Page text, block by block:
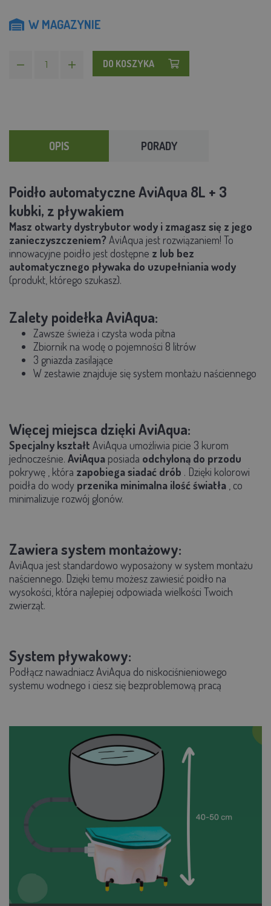
W MAGAZYNIE
DO KOSZYKA
OPIS PORADY
Poidło automatyczne AviAqua 8L + 3
kubki, z pływakiem
Masz otwarty dystrybutor wody i zmagasz się z jego
zanieczyszczeniem?AviAqua jest rozwiązaniem! To
innowacyjne poidło jest dostępne z lub bez
automatycznego pływaka do uzupełniania wody
(produkt, którego szukasz).
Zalety poidełka AviAqua:
Zawsze świeża i czysta woda pitna
Zbiornik na wodę o pojemności 8 litrów
3 gniazda zasilające
W zestawie znajduje się system montażu naściennego
Więcej miejsca dzięki AviAqua:
Specjalny kształt AviAqua umożliwia picie 3 kurom
jednocześnie. AviAqua posiada odchyloną do przodu
pokrywę , która zapobiegasiadać drób . Dzięki kolorowi
poidła do wody przenika minimalna ilość światła , co
minimalizuje rozwój glonów.
Zawiera system montażowy:
AviAqua jest standardowo wyposażony w system montażu
naściennego. Dzięki temu możesz zawiesić poidło na
wysokości, która najlepiej odpowiada wielkości Twoich
zwierząt.
System pływakowy:
Podłącz nawadniacz AviAqua do niskociśnieniowego
systemu wodnego i ciesz się bezproblemową pracą